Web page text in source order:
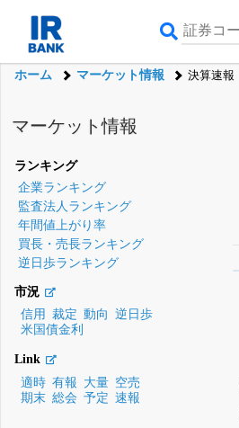
ホーム マーケット情報 決算速報
マーケット情報
ランキング
企業ランキング
監査法人ランキング
年間値上がり率
買長・売長ランキング
逆日歩ランキング
市況
信用
裁定 動向
逆日歩
米国債金利
Link
適時 有報 大量 空売
期末 総会 予定 速報